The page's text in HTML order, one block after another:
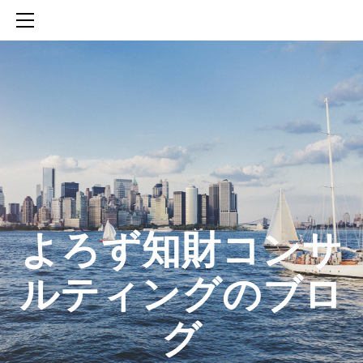
​よろず知財コンサ
ルティングのブロ
グ
SERVICES
知財活動のROICへの貢献
生成AIを活用した知財戦略の策定方法
生成AIとの「壁打ち」で、新たな発明を創出する方法